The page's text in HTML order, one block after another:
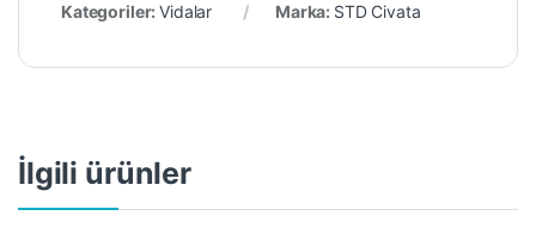
Kategoriler:Vidalar Marka: STD Civata
İlgili ürünler